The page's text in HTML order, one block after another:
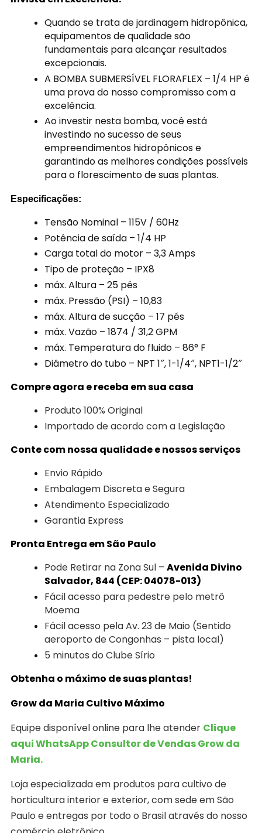
Quando se trata de jardinagem hidropônica,
equipamentos de qualidade são
fundamentais para alcançar resultados
excepcionais.
A BOMBA SUBMERSÍVEL FLORAFLEX – 1/4 HP é
uma prova do nosso compromisso com a
excelência.
Ao investir nesta bomba, você está
investindo no sucesso de seus
empreendimentos hidropônicos e
garantindo as melhores condições possíveis
para o florescimento de suas plantas.
Especificações:
Tensão Nominal – 115V / 60Hz
Potência de saída – 1/4 HP
Carga total do motor – 3,3 Amps
Tipo de proteção – IPX8
máx. Altura – 25 pés
máx. Pressão (PSI) – 10,83
máx. Altura de sucção – 17 pés
máx. Vazão – 1874 / 31,2 GPM
máx. Temperatura do fluido – 86° F
Diâmetro do tubo – NPT 1″, 1-1/4″, NPT1-1/2″
Compre agora e receba em sua casa
Produto 100% Original
Importado de acordo com a Legislação
Conte com nossa qualidade e nossos serviços
Envio Rápido
Embalagem Discreta e Segura
Atendimento Especializado
Garantia Express
Pronta Entrega em São Paulo
Pode Retirar na Zona Sul – Avenida Divino
Salvador, 844 (CEP: 04078-013)
Fácil acesso para pedestre pelo metrô
Moema
Fácil acesso pela Av. 23 de Maio (Sentido
aeroporto de Congonhas – pista local)
5 minutos do Clube Sírio
Obtenha o máximo de suas plantas!
Grow da Maria Cultivo Máximo
Equipe disponível online para lhe atender Clique
aqui WhatsApp Consultor de Vendas Grow da
Maria.
Loja especializada em produtos para cultivo de
horticultura interior e exterior, com sede em São
Paulo e entregas por todo o Brasil através do nosso